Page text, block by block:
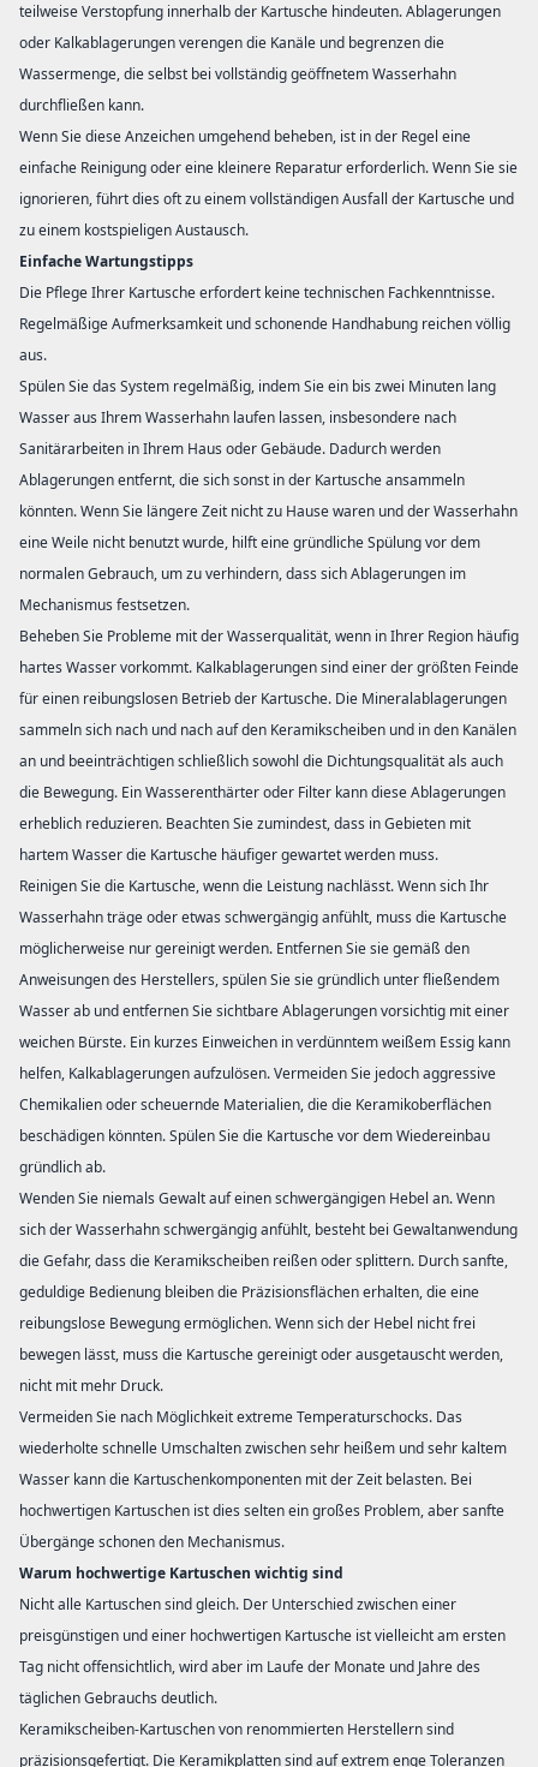
teilweise Verstopfung innerhalb der Kartusche hindeuten. Ablagerungen
oder Kalkablagerungen verengen die Kanäle und begrenzen die
Wassermenge, die selbst bei vollständig geöffnetem Wasserhahn
durchfließen kann.
Wenn Sie diese Anzeichen umgehend beheben, ist in der Regel eine
einfache Reinigung oder eine kleinere Reparatur erforderlich. Wenn Sie sie
ignorieren, führt dies oft zu einem vollständigen Ausfall der Kartusche und
zu einem kostspieligen Austausch.
Einfache Wartungstipps
Die Pflege Ihrer Kartusche erfordert keine technischen Fachkenntnisse.
Regelmäßige Aufmerksamkeit und schonende Handhabung reichen völlig
aus.
Spülen Sie das System regelmäßig, indem Sie ein bis zwei Minuten lang
Wasser aus Ihrem Wasserhahn laufen lassen, insbesondere nach
Sanitärarbeiten in Ihrem Haus oder Gebäude. Dadurch werden
Ablagerungen entfernt, die sich sonst in der Kartusche ansammeln
könnten. Wenn Sie längere Zeit nicht zu Hause waren und der Wasserhahn
eine Weile nicht benutzt wurde, hilft eine gründliche Spülung vor dem
normalen Gebrauch, um zu verhindern, dass sich Ablagerungen im
Mechanismus festsetzen.
Beheben Sie Probleme mit der Wasserqualität, wenn in Ihrer Region häufig
hartes Wasser vorkommt. Kalkablagerungen sind einer der größten Feinde
für einen reibungslosen Betrieb der Kartusche. Die Mineralablagerungen
sammeln sich nach und nach auf den Keramikscheiben und in den Kanälen
an und beeinträchtigen schließlich sowohl die Dichtungsqualität als auch
die Bewegung. Ein Wasserenthärter oder Filter kann diese Ablagerungen
erheblich reduzieren. Beachten Sie zumindest, dass in Gebieten mit
hartem Wasser die Kartusche häufiger gewartet werden muss.
Reinigen Sie die Kartusche, wenn die Leistung nachlässt. Wenn sich Ihr
Wasserhahn träge oder etwas schwergängig anfühlt, muss die Kartusche
möglicherweise nur gereinigt werden. Entfernen Sie sie gemäß den
Anweisungen des Herstellers, spülen Sie sie gründlich unter fließendem
Wasser ab und entfernen Sie sichtbare Ablagerungen vorsichtig mit einer
weichen Bürste. Ein kurzes Einweichen in verdünntem weißem Essig kann
helfen, Kalkablagerungen aufzulösen. Vermeiden Sie jedoch aggressive
Chemikalien oder scheuernde Materialien, die die Keramikoberflächen
beschädigen könnten. Spülen Sie die Kartusche vor dem Wiedereinbau
gründlich ab.
Wenden Sie niemals Gewalt auf einen schwergängigen Hebel an. Wenn
sich der Wasserhahn schwergängig anfühlt, besteht bei Gewaltanwendung
die Gefahr, dass die Keramikscheiben reißen oder splittern. Durch sanfte,
geduldige Bedienung bleiben die Präzisionsflächen erhalten, die eine
reibungslose Bewegung ermöglichen. Wenn sich der Hebel nicht frei
bewegen lässt, muss die Kartusche gereinigt oder ausgetauscht werden,
nicht mit mehr Druck.
Vermeiden Sie nach Möglichkeit extreme Temperaturschocks. Das
wiederholte schnelle Umschalten zwischen sehr heißem und sehr kaltem
Wasser kann die Kartuschenkomponenten mit der Zeit belasten. Bei
hochwertigen Kartuschen ist dies selten ein großes Problem, aber sanfte
Übergänge schonen den Mechanismus.
Warum hochwertige Kartuschen wichtig sind
Nicht alle Kartuschen sind gleich. Der Unterschied zwischen einer
preisgünstigen und einer hochwertigen Kartusche ist vielleicht am ersten
Tag nicht offensichtlich, wird aber im Laufe der Monate und Jahre des
täglichen Gebrauchs deutlich.
Keramikscheiben-Kartuschen von renommierten Herstellern sind
präzisionsgefertigt. Die Keramikplatten sind auf extrem enge Toleranzen